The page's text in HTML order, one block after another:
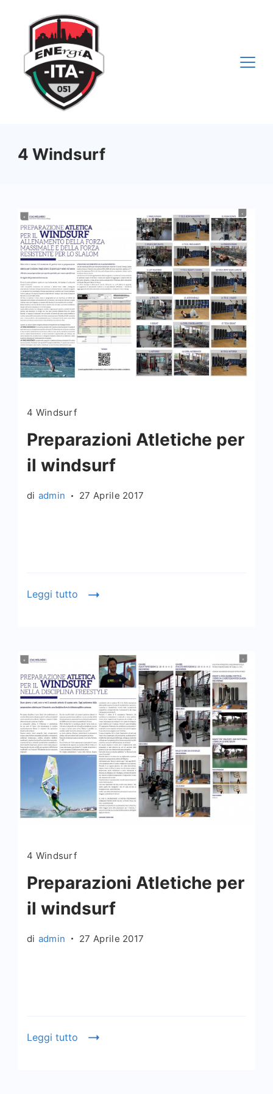
contenuto
4 Windsurf
4 Windsurf
Preparazioni Atletiche per
il windsurf
di admin 27 Aprile 2017
Leggi tutto
4 Windsurf
Preparazioni Atletiche per
il windsurf
di admin 27 Aprile 2017
Leggi tutto